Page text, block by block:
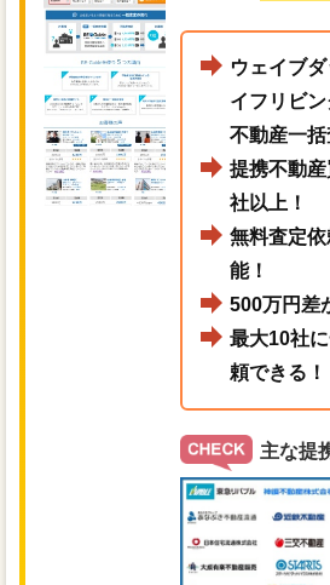
ウェイブ
イフリビ
不動産一括
提携不動
社以上！
無料査定
能！
500万円差
最大10社
頼できる！
主な提